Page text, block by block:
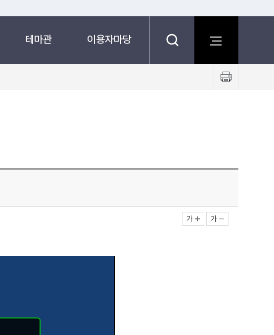
테마관 이용자마당
트
가 가